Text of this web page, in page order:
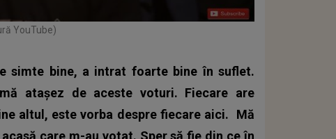
YouTube)
simte bine, a intrat foarte bine în suflet.
atașez de aceste voturi. Fiecare are
altul, este vorba despre fiecare aici. Mă